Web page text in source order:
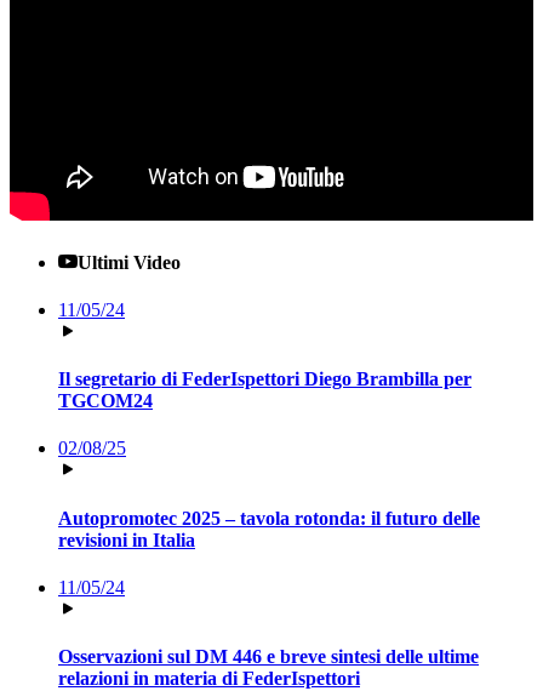
Ultimi Video
11/05/24
Il segretario di FederIspettori Diego Brambilla per
TGCOM24
02/08/25
Autopromotec 2025 – tavola rotonda: il futuro delle
revisioni in Italia
11/05/24
Osservazioni sul DM 446 e breve sintesi delle ultime
relazioni in materia di FederIspettori